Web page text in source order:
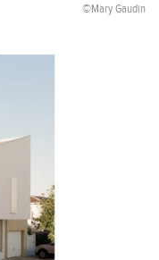
©Mary Gaudin